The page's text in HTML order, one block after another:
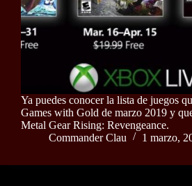
Ya puedes conocer la lista de juegos
Games with Gold de marzo 2019 y
Metal Gear Rising: Revengeance.
Commander Clau
1 marzo,